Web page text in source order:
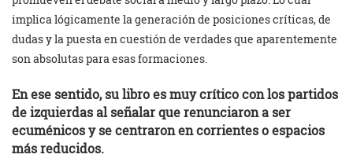
implica lógicamente la generación de posiciones críticas, de
dudas y la puesta en cuestión de verdades que aparentemente
son absolutas para esas formaciones.
En ese sentido, su libro es muy crítico con los partidos
de izquierdas al señalar que renunciaron a ser
ecuménicos y se centraron en corrientes o espacios
más reducidos.